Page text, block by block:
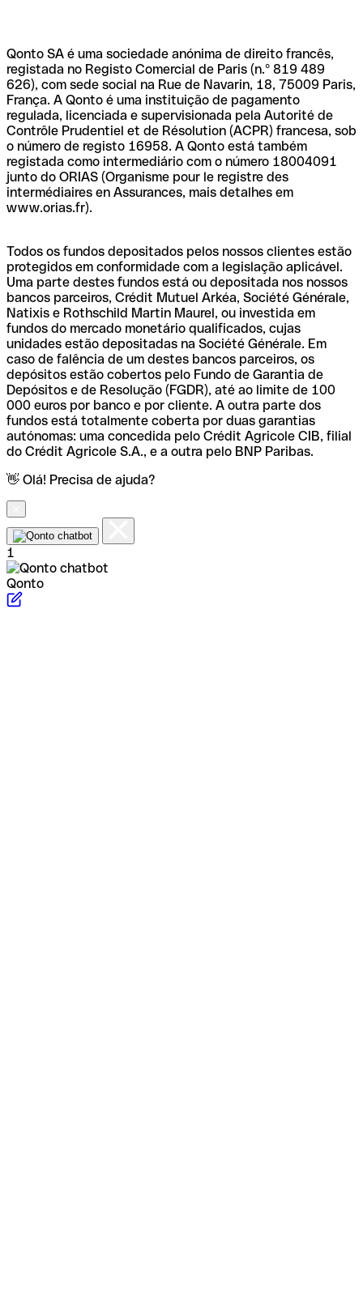
Qonto SA é uma sociedade anónima de direito francês,
registada no Registo Comercial de Paris (n.º 819 489
626), com sede social na Rue de Navarin, 18, 75009 Paris,
França. A Qonto é uma instituição de pagamento
regulada, licenciada e supervisionada pela Autorité de
Contrôle Prudentiel et de Résolution (ACPR) francesa, sob
o número de registo 16958. A Qonto está também
registada como intermediário com o número 18004091
junto do ORIAS (Organisme pour le registre des
intermédiaires en Assurances, mais detalhes em
www.orias.fr).
Todos os fundos depositados pelos nossos clientes estão
protegidos em conformidade com a legislação aplicável.
Uma parte destes fundos está ou depositada nos nossos
bancos parceiros, Crédit Mutuel Arkéa, Société Générale,
Natixis e Rothschild Martin Maurel, ou investida em
fundos do mercado monetário qualificados, cujas
unidades estão depositadas na Société Générale. Em
caso de falência de um destes bancos parceiros, os
depósitos estão cobertos pelo Fundo de Garantia de
Depósitos e de Resolução (FGDR), até ao limite de 100
000 euros por banco e por cliente. A outra parte dos
fundos está totalmente coberta por duas garantias
autónomas: uma concedida pelo Crédit Agricole CIB, filial
do Crédit Agricole S.A., e a outra pelo BNP Paribas.
👋 Olá! Precisa de ajuda?
1
Qonto